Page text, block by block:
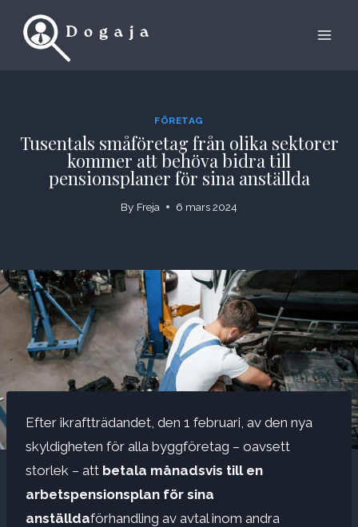
FÖRETAG
Tusentals småföretag från olika sektorer
kommer att behöva bidra till
pensionsplaner för sina anställda
By Freja 6 mars 2024
Efter ikraftträdandet, den 1 februari, av den nya
skyldigheten för alla byggföretag – oavsett
storlek – att betala månadsvis till en
arbetspensionsplan för sina
anställdaförhandling av avtal inom andra